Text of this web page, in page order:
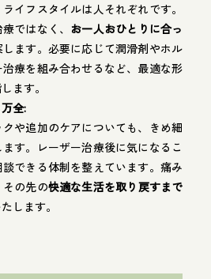
イフスタイルは人それぞれです。
ではなく、 お一人おひとりに合っ
します。必要に応じて潤滑剤やホル
療を組み合わせるなど、最適な形
ます。
全:
や追加のケアについても、きめ細
す。レーザー治療後に気になるこ
できる体制を整えています。痛み
の先の快適な生活を取り戻すまで
します。